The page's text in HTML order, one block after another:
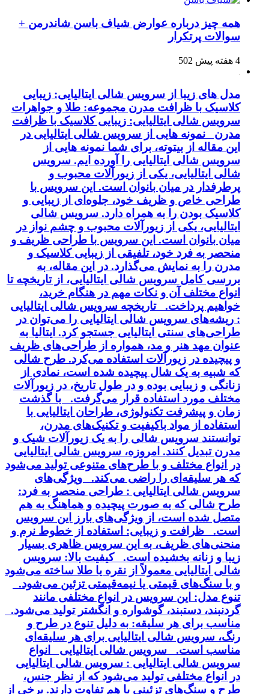
همه چیز درباره عوارض شیاف باسن شاندرمن +
سوالات پرتکرار
4 هفته پیش 502
مدل های زیبا از سرویس شالی ایتالیایی: زیبایی
کلاسیک با ظرافت مدرن مجموعه: طلا و جواهرات
سرویس شالی ایتالیایی: زیبایی کلاسیک با ظرافت
مدرن نمونه هایی از سرویس شالی ایتالیایی در
این مقاله از بیتوته، برای شما نمونه هایی از
سرویس شالی ایتالیایی را آورده ایم. سرویس
شالی ایتالیایی، یکی از زیورآلات محبوب و
پرطرفدار در میان بانوان است. این سرویس با
طراحی خاص و ظریف خود، جلوه‌ای از زیبایی و
کلاسیک بودن را به همراه دارد. سرویس شالی
ایتالیایی، یکی از زیورآلات محبوب و چشم نواز در
میان بانوان است. این سرویس با طراحی ظریف و
منحصر به فرد خود، تلفیقی از زیبایی کلاسیک و
مدرن را به نمایش می‌گذارد. در این مقاله، به
بررسی کامل سرویس شالی ایتالیایی، از تاریخچه تا
انواع مختلف آن و نکات مهم در هنگام خرید،
خواهیم پرداخت. تاریخچه سرویس شالی ایتالیایی
: ریشه‌های سرویس شالی ایتالیایی را می‌توان در
طراحی‌های سنتی ایتالیایی جستجو کرد. ایتالیا به
عنوان مهد هنر و مد، همواره از طراحی‌های ظریف
و پیچیده در زیورآلات استفاده می‌کرد. طرح شالی
که شبیه به یک شال پیچیده شده است، نمادی از
زنانگی و زیبایی بوده و در طول تاریخ، در زیورآلات
مختلف مورد استفاده قرار می‌گرفت. با گذشت
زمان و پیشرفت تکنولوژی، طراحان ایتالیایی با
استفاده از مواد باکیفیت و تکنیک‌های مدرن،
توانستند سرویس شالی را به یک زیورآلات شیک و
مدرن تبدیل کنند. امروزه، سرویس شالی ایتالیایی
در انواع مختلف و با طرح‌های متنوعی تولید می‌شود
که هر سلیقه‌ای را راضی می‌کند. ویژگی‌های
سرویس شالی ایتالیایی : طراحی منحصر به فرد:
طرح شالی که به صورت پیچیده و هماهنگ به هم
متصل شده است، از ویژگی‌های بارز این سرویس
است. ظرافت و زیبایی: استفاده از خطوط نرم و
منحنی‌های ظریف، به این سرویس ظاهری بسیار
زیبا و زنانه بخشیده است. کیفیت بالا: سرویس
شالی ایتالیایی معمولاً از نقره یا طلا ساخته می‌شود
و با سنگ‌های قیمتی یا نیمه‌قیمتی تزئین می‌شود.
تنوع مدل: این سرویس در انواع مختلفی مانند
گردنبند، دستبند، گوشواره و انگشتر تولید می‌شود.
مناسب برای هر سلیقه: به دلیل تنوع در طرح و
رنگ، سرویس شالی ایتالیایی برای هر سلیقه‌ای
مناسب است. سرویس شالی ایتالیایی انواع
سرویس شالی ایتالیایی : سرویس شالی ایتالیایی
در انواع مختلفی تولید می‌شود که از نظر جنس،
طرح و سنگ‌های تزئینی با هم تفاوت دارند. برخی از